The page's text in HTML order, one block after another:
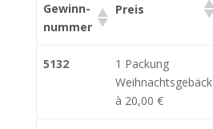
Gewinn-
nummer
Preis
5132
1 Packung
Weihnachtsgebäck
à 20,00 €